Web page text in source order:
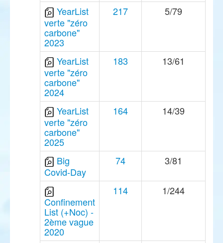
YearList
verte "zéro
carbone"
2023
217 5/79
YearList
verte "zéro
carbone"
2024
183 13/61
YearList
verte "zéro
carbone"
2025
164 14/39
Big
Covid-Day
74 3/81
Confinement
List (+Noc) -
2ème vague
2020
114 1/244